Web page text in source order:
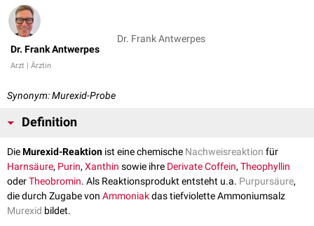
Dr. Frank Antwerpes
Arzt | Ärztin
Dr. Frank Antwerpes
Synonym: Murexid-Probe
Definition
DieMurexid-Reaktion ist eine chemische Nachweisreaktion für
Harnsäure, Purin, Xanthin sowie ihre DerivateCoffein, Theophyllin
oderTheobromin. Als Reaktionsprodukt entsteht u.a. Purpursäure,
die durch Zugabe von Ammoniakdas tiefviolette Ammoniumsalz
Murexid bildet.